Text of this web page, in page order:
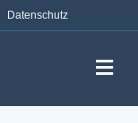
Datenschutz